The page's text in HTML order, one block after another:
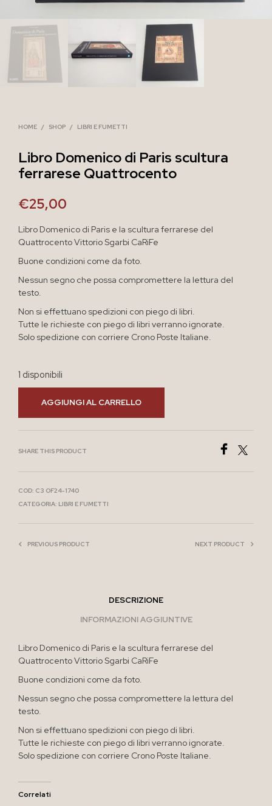
HOME / SHOP / LIBRI E FUMETTI
Libro Domenico di Paris scultura
ferrarese Quattrocento
€25,00
Libro Domenico di Paris e la scultura ferrarese del
Quattrocento Vittorio Sgarbi CaRiFe
Buone condizioni come da foto.
Nessun segno che possa compromettere la lettura del
testo.
Non si effettuano spedizioni con piego di libri.
Tutte le richieste con piego di libri verranno ignorate.
Solo spedizione con corriere Crono Poste Italiane.
1 disponibili
AGGIUNGI AL CARRELLO
SHARE THIS PRODUCT
COD: C3 OF24-1740
CATEGORIA: LIBRI E FUMETTI
PREVIOUS PRODUCT NEXT PRODUCT
DESCRIZIONE
INFORMAZIONI AGGIUNTIVE
Libro Domenico di Paris e la scultura ferrarese del
Quattrocento Vittorio Sgarbi CaRiFe
Buone condizioni come da foto.
Nessun segno che possa compromettere la lettura del
testo.
Non si effettuano spedizioni con piego di libri.
Tutte le richieste con piego di libri verranno ignorate.
Solo spedizione con corriere Crono Poste Italiane.
Correlati